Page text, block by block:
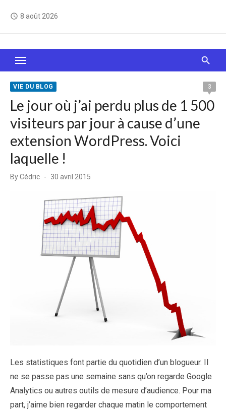
access_time 8 août 2026
Le Web, c'est comme une boîte de chocolats… On
sait jamais sur quoi on va tomber !
VIE DU BLOG 3
Le jour où j’ai perdu plus de 1 500
visiteurs par jour à cause d’une
extension WordPress. Voici
laquelle !
ByCédric
Posted
30 avril 2015
Les statistiques font partie du quotidien d’un blogueur. Il
ne se passe pas une semaine sans qu’on regarde Google
Analytics ou autres outils de mesure d’audience. Pour ma
part, j’aime bien regarder chaque matin le comportement